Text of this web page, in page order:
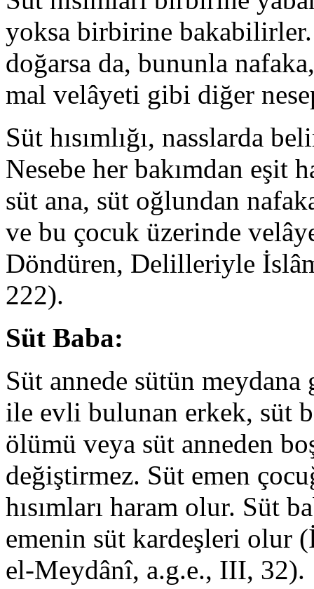
yoksa birbirine bakabilirler.
doğarsa da, bununla
mal velâyeti gibi diğer
Süt hısımlığı, nasslarda
Nesebe her bakımdan eşit
süt ana, süt oğlundan
ve bu çocuk üzerinde
Döndüren, Delilleriyle
222).
Süt Baba:
Süt annede sütün
ile evli bulunan erkek, süt
ölümü veya süt anneden
değiştirmez. Süt emen
hısımları haram olur. Süt
emenin süt kardeşleri olur
el-Meydânî, a.g.e., III, 32).